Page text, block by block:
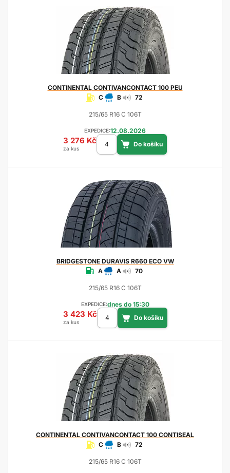
CONTINENTALCONTIVANCONTACT 100 PEU
C
B 72
215/65 R16 C 106T
EXPEDICE:12.08.2026
3 276 Kč
za kus
BRIDGESTONEDURAVIS R660 ECO VW
A
A 70
215/65 R16 C 106T
EXPEDICE:dnes do 15:30
3 423 Kč
za kus
CONTINENTAL CONTIVANCONTACT 100 CONTISEAL
C
B 72
215/65 R16 C 106T